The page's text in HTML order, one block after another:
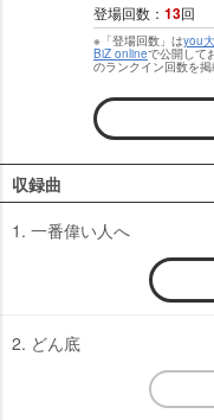
登場回数： 13回
※「登場回数」はyou
BiZ onlineで公開して
のランクイン回数を掲
収録曲
1. 一番偉い人へ
2. どん底